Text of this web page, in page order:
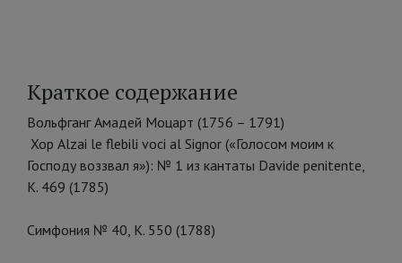
Краткое содержание
Вольфганг Амадей Моцарт (1756 – 1791)
Хор Alzai le flebili voci al Signor («Голосом моим к
Господу воззвал я»): № 1 из кантаты Davide penitente,
K. 469 (1785)
Симфония № 40, К. 550 (1788)